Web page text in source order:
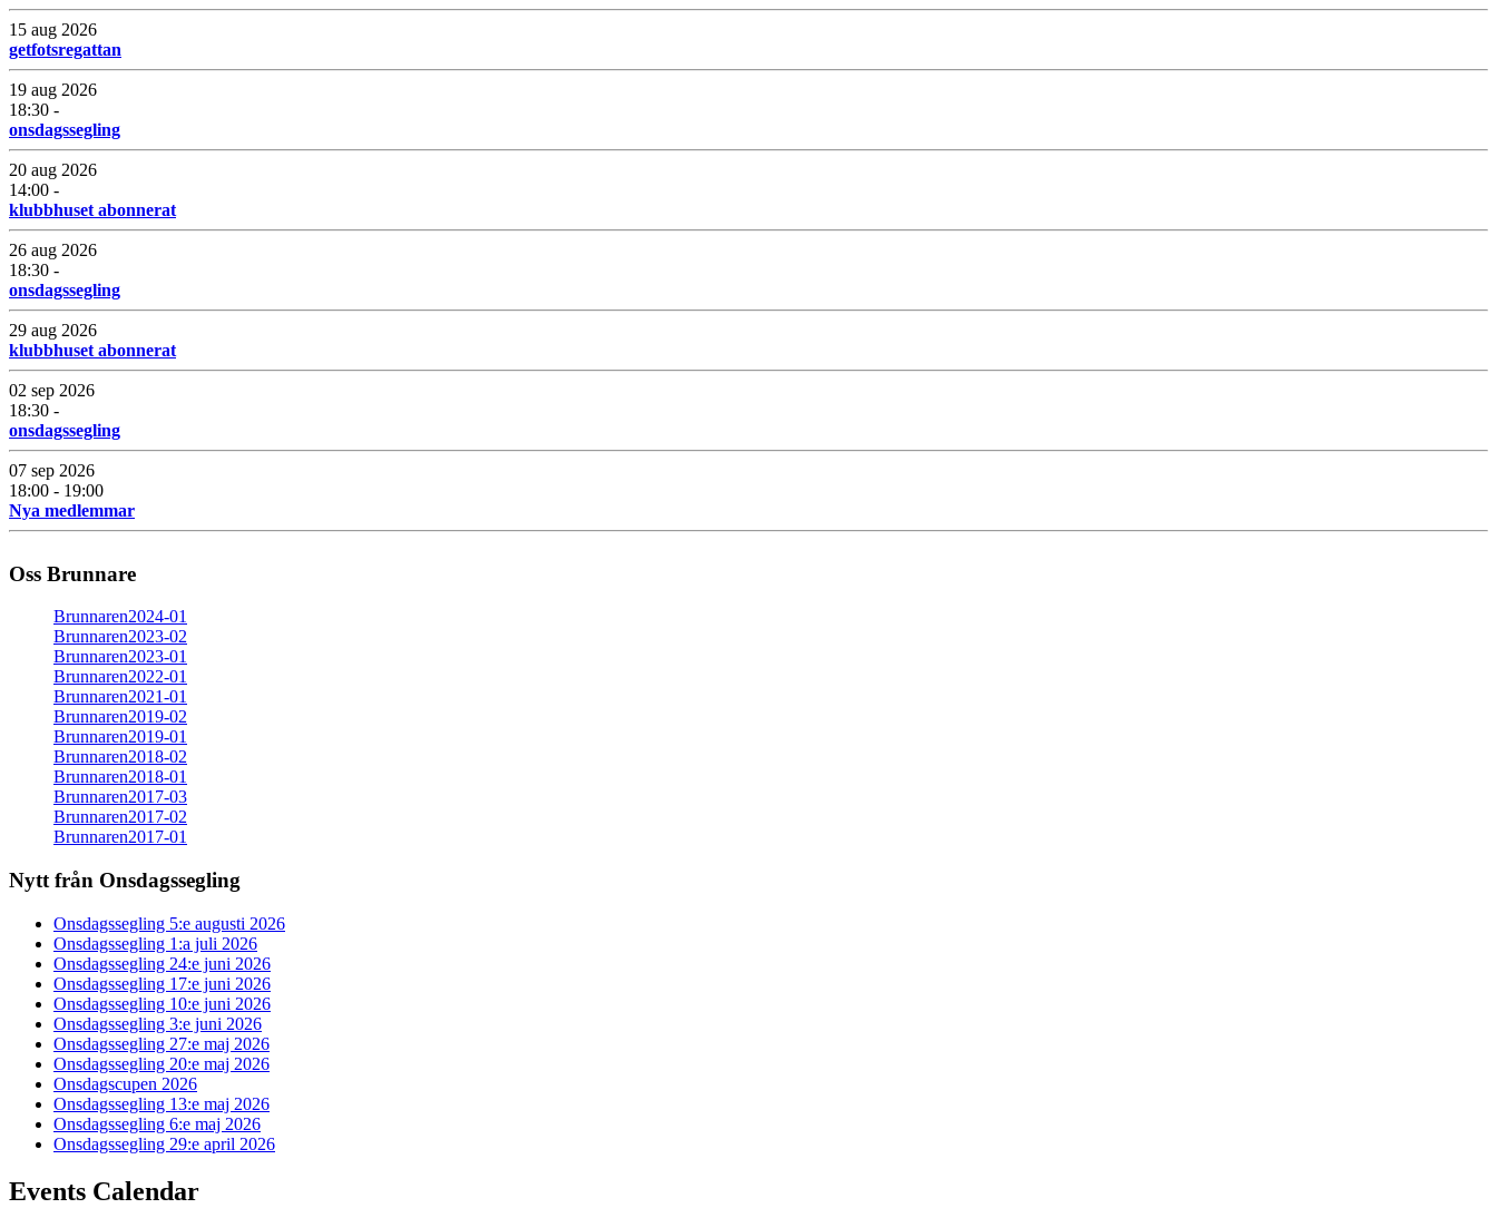
15 aug 2026
getfotsregattan
19 aug 2026
18:30 -
onsdagssegling
20 aug 2026
14:00 -
klubbhuset abonnerat
26 aug 2026
18:30 -
onsdagssegling
29 aug 2026
klubbhuset abonnerat
02 sep 2026
18:30 -
onsdagssegling
07 sep 2026
18:00 - 19:00
Nya medlemmar
Oss Brunnare
Brunnaren2024-01
Brunnaren2023-02
Brunnaren2023-01
Brunnaren2022-01
Brunnaren2021-01
Brunnaren2019-02
Brunnaren2019-01
Brunnaren2018-02
Brunnaren2018-01
Brunnaren2017-03
Brunnaren2017-02
Brunnaren2017-01
Nytt från Onsdagssegling
Onsdagssegling 5:e augusti 2026
Onsdagssegling 1:a juli 2026
Onsdagssegling 24:e juni 2026
Onsdagssegling 17:e juni 2026
Onsdagssegling 10:e juni 2026
Onsdagssegling 3:e juni 2026
Onsdagssegling 27:e maj 2026
Onsdagssegling 20:e maj 2026
Onsdagscupen 2026
Onsdagssegling 13:e maj 2026
Onsdagssegling 6:e maj 2026
Onsdagssegling 29:e april 2026
Events Calendar